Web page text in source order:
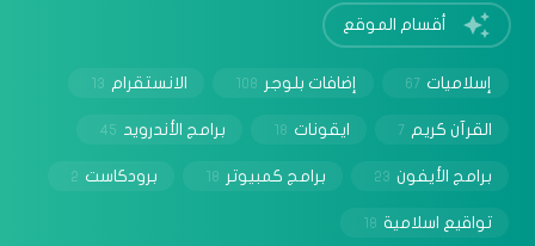
أقسام الموقع
إسلاميات 67 إضافات بلوجر 108 الانستقرام 13
القرآن كريم 7 ايقونات 18 برامج الأندرويد 45
برامج الأيفون 23 برامج كمبيوتر 18 برودكاست 2
تواقيع اسلامية 18